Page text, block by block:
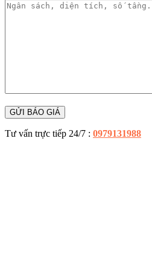
Tư vấn trực tiếp 24/7 : 0979131988